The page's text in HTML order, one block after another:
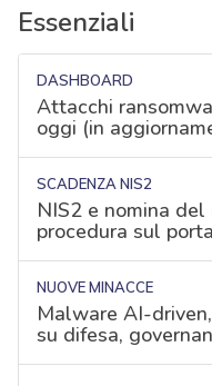
Essenziali
DASHBOARD
Attacchi
oggi (in
SCADENZA NIS2
NIS2 e nomina
procedura sul
NUOVE MINACCE
Malware AI-
su difesa,